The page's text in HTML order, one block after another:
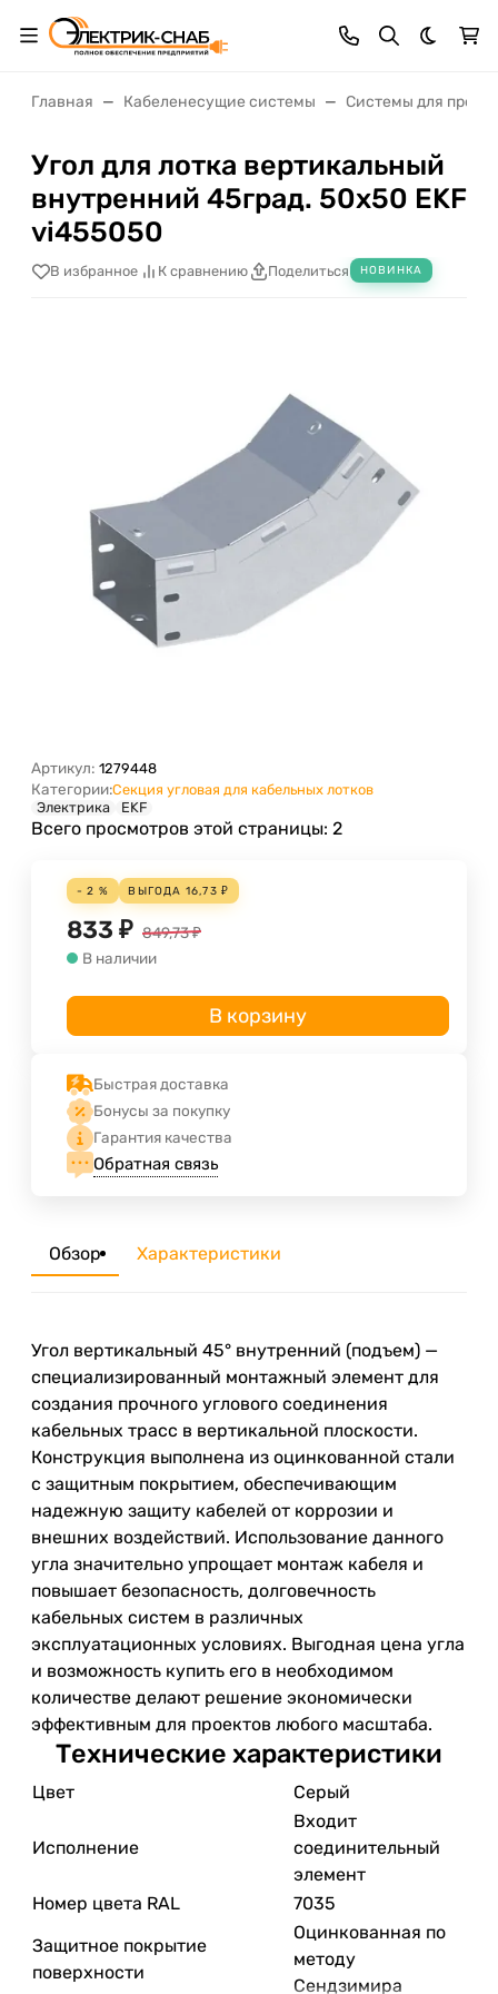
Темная
Главная Кабеленесущие системы Системы для
Угол для лотка вертикальный
внутренний 45град. 50х50 EKF
vi455050
В избранное К сравнению Поделиться НОВИНКА
Артикул: 1279448
Категории:Секция угловая для кабельных лотков
Электрика
EKF
Всего просмотров этой страницы: 2
- 2 % ВЫГОДА 16,73 ₽
833 ₽ 849,73₽
В наличии
В корзину
Быстрая доставка
Бонусы за покупку
Гарантия качества
Обратная связь
Обзор Характеристики
Угол вертикальный 45° внутренний (подъем) —
специализированный монтажный элемент для
создания прочного углового соединения
кабельных трасс в вертикальной плоскости.
Конструкция выполнена из оцинкованной стали
с защитным покрытием, обеспечивающим
надежную защиту кабелей от коррозии и
внешних воздействий. Использование данного
угла значительно упрощает монтаж кабеля и
повышает безопасность, долговечность
кабельных систем в различных
эксплуатационных условиях. Выгодная цена угла
и возможность купить его в необходимом
количестве делают решение экономически
эффективным для проектов любого масштаба.
Технические характеристики
Цвет Серый
Исполнение
Входит
соединительный
элемент
Номер цвета RAL
7035
Защитное покрытие
поверхности
Оцинкованная по
методу
Сендзимира